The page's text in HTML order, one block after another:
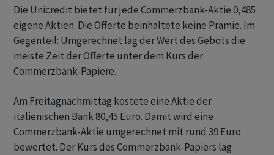
Die Unicredit bietet für jede Commerzbank-Aktie 0,485
eigene Aktien. Die Offerte beinhaltete keine Prämie. Im
Gegenteil: Umgerechnet lag der Wert des Gebots die
meiste Zeit der Offerte unter dem Kurs der
Commerzbank-Papiere.
Am Freitagnachmittag kostete eine Aktie der
italienischen Bank 80,45 Euro. Damit wird eine
Commerzbank-Aktie umgerechnet mit rund 39 Euro
bewertet. Der Kurs des Commerzbank-Papiers lag